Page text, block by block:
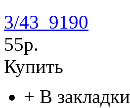
3/43_9190
55р.
Купить
+ В закладки